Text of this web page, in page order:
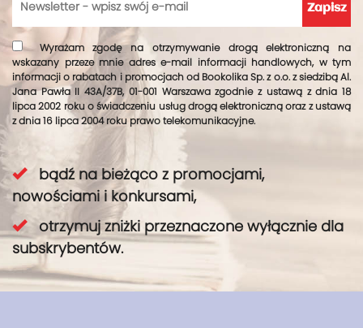
Wyrażam zgodę na otrzymywanie drogą elektroniczną na
wskazany przeze mnie adres e-mail informacji handlowych, w tym
informacji o rabatach i promocjach od Bookolika Sp. z o.o. z siedzibą Al.
Jana Pawła II 43A/37B, 01-001 Warszawa zgodnie z ustawą z dnia 18
lipca 2002 roku o świadczeniu usług drogą elektroniczną oraz z ustawą
z dnia 16 lipca 2004 roku prawo telekomunikacyjne.
bądź na bieżąco z promocjami,
nowościami i konkursami,
otrzymuj zniżki przeznaczone wyłącznie dla
subskrybentów.